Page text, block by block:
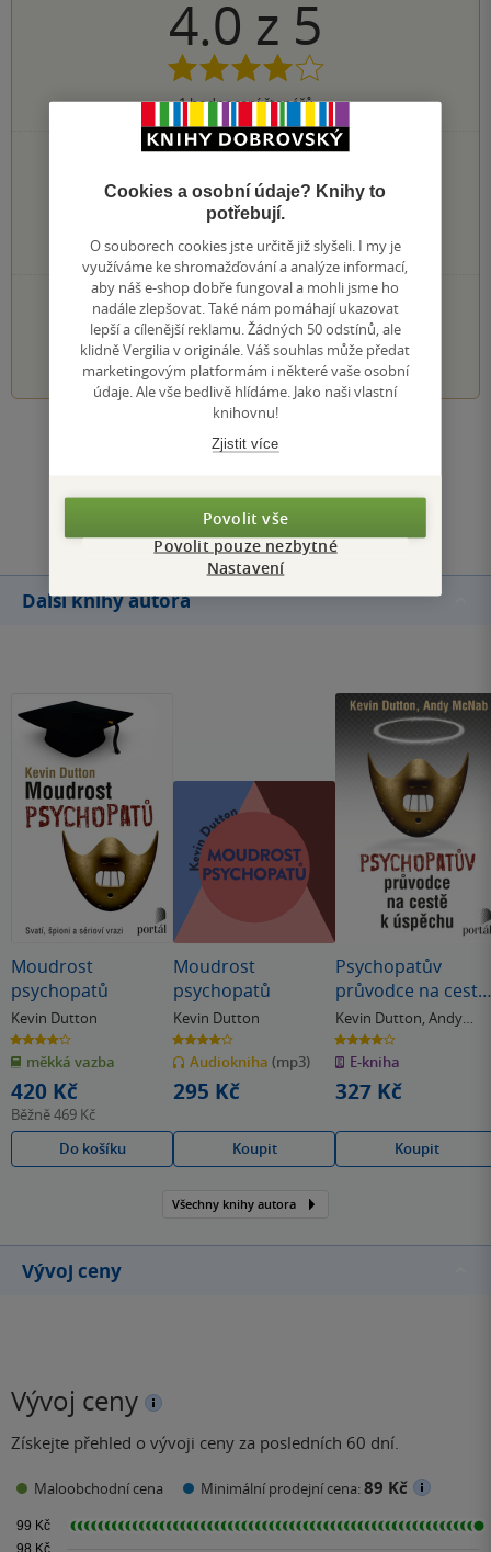
4.0 z 5
1hodnocení čtenářů
4 hvězdičky
3 hvězdičky
0×
2 hvězdičky
0×
1 hvezdička
PŘIDEJTE SVÉ HODNOCENÍ KNIHY
1 2 3 4 5
Zobrazit všechna hodnocení
Přidat hodnocení
Další knihy autora
Moudrost
psychopatů
Kevin Dutton
4.0
z
5
hvězdiček
měkká vazba
420 Kč
Běžně469 Kč
Do košíku
Moudrost
psychopatů
Kevin Dutton
4.0
z
5
hvězdiček
Audiokniha (mp3)
295 Kč
Koupit
Psychopatův
průvodce na cestě
k úspěchu
Kevin Dutton, Andy
McNab
4.0
z
5
hvězdiček
E-kniha
327 Kč
Koupit
Všechny knihy autora
Vývoj ceny
Vývoj ceny
Získejte přehled o vývoji ceny za posledních 60 dní.
Maloobchodní cena Minimální prodejní cena:89 Kč
Cookies a osobní údaje? Knihy to
potřebují.
O souborech cookies jste určitě již slyšeli. I my je
využíváme ke shromažďování a analýze informací,
aby náš e-shop dobře fungoval a mohli jsme ho
nadále zlepšovat. Také nám pomáhají ukazovat
lepší a cílenější reklamu. Žádných 50 odstínů, ale
klidně Vergilia v originále. Váš souhlas může předat
marketingovým platformám i některé vaše osobní
údaje. Ale vše bedlivě hlídáme. Jako naši vlastní
knihovnu!
Zjistit více
Povolit vše
Povolit pouze nezbytné
Nastavení